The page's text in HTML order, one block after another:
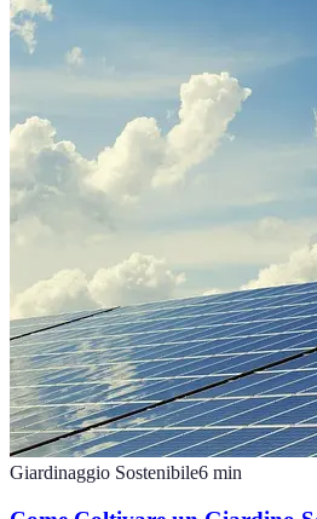
Giardinaggio Sostenibile6 min